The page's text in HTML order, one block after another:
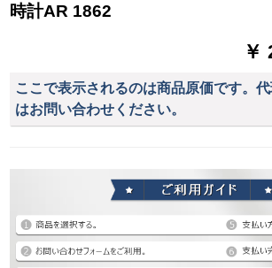
時計AR 1862
￥
ここで表示されるのは商品原価です。
はお問い合わせください。